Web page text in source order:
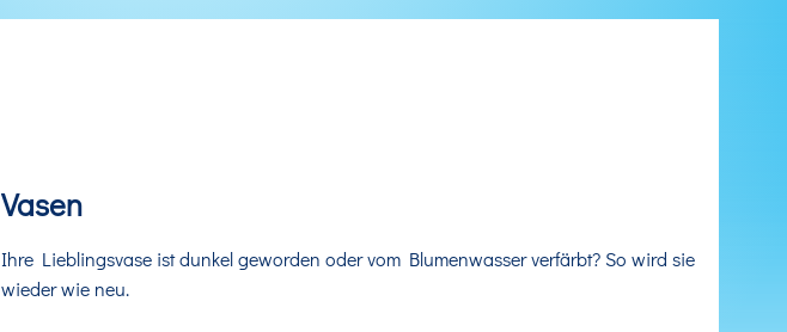
Vasen
Ihre Lieblingsvase ist dunkel geworden oder vom Blumenwasser verfärbt? So wird sie
wieder wie neu.